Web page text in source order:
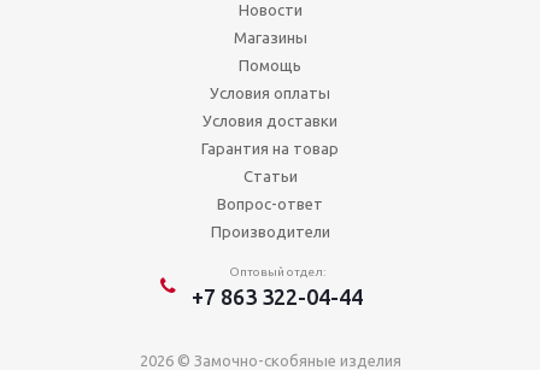
Новости
Магазины
Помощь
Условия оплаты
Условия доставки
Гарантия на товар
Статьи
Вопрос-ответ
Производители
Оптовый отдел:
+7 863 322-04-44
2026 © Замочно-скобяные изделия